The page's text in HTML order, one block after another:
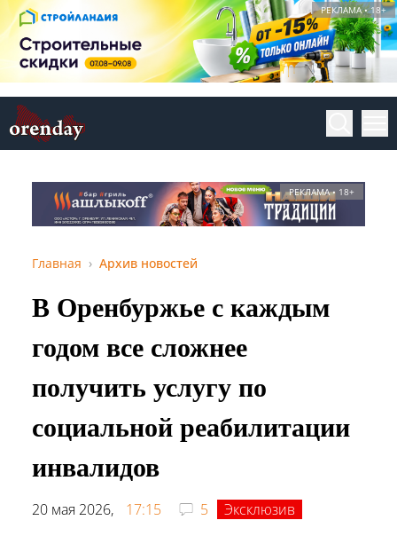
РЕКЛАМА • 18+
РЕКЛАМА • 18+
Главная Архив новостей
В Оренбуржье с каждым
годом все сложнее
получить услугу по
социальной реабилитации
инвалидов
20 мая 2026, 17:15 5
Эксклюзив